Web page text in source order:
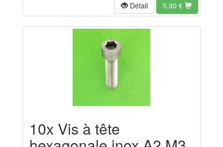
Détail 5.90 €
10x Vis à tête